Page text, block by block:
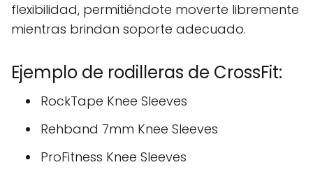
flexibilidad, permitiéndote moverte libremente
mientras brindan soporte adecuado.
Ejemplo de rodilleras de CrossFit:
RockTape Knee Sleeves
Rehband 7mm Knee Sleeves
ProFitness Knee Sleeves